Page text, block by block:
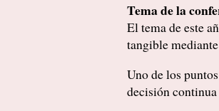
Tema de la
El tema de este
tangible
Uno de los
decisión